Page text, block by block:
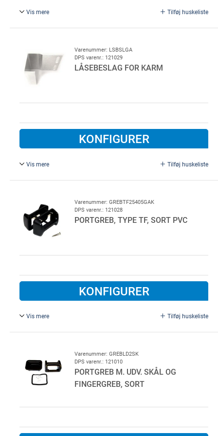
Vis mere Tilføj huskeliste
Varenummer: LSBSLGA
DPS varenr.: 121029
LÅSEBESLAG FOR KARM
KONFIGURER
Vis mere Tilføj huskeliste
Varenummer: GREBTF25405GAK
DPS varenr.: 121028
PORTGREB, TYPE TF, SORT PVC
KONFIGURER
Vis mere Tilføj huskeliste
Komplet med skruer. For Lindab garageport
Varenummer: GREBLD2SK
DPS varenr.: 121010
PORTGREB M. UDV. SKÅL OG
FINGERGREB, SORT